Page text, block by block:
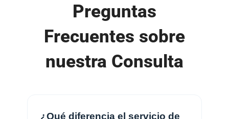
Preguntas
Frecuentes sobre
nuestra Consulta
¿Qué diferencia el servicio de